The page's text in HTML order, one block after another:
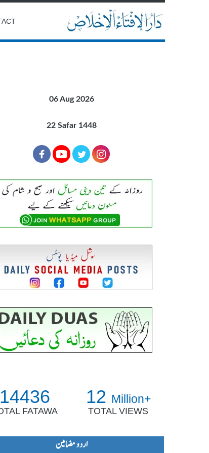
06 Aug 2026
22 Safar 1448
14436
FATAWA
12 Million+
TOTAL VIEWS
اردو مضامین